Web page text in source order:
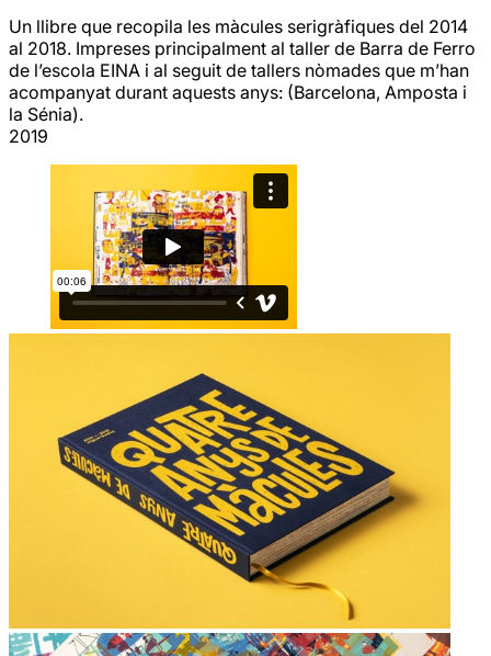
Un llibre que recopila les màcules serigràfiques del 2014
al 2018. Impreses principalment al taller de Barra de Ferro
de l’escola EINA i al seguit de tallers nòmades que m’han
acompanyat durant aquests anys: (Barcelona, Amposta i
la Sénia).
2019